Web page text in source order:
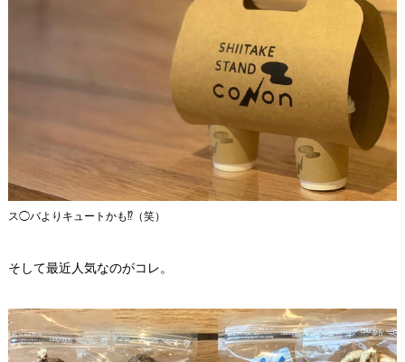
ス◯バよりキュートかも⁉︎（笑）
そして最近人気なのがコレ。